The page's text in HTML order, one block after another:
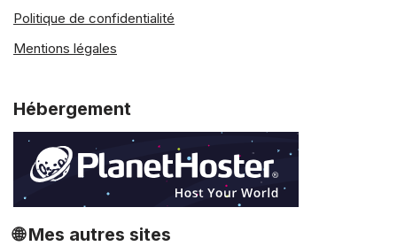
moment de l’achat. C’est à ce moment
un code de vérification pour éviter toute
Paiement à la
livraison
Le paiement à la livraison permet
d’encaisser une vente en ligne au
Politique de confidentialité
Mentions légales
Hébergement
🌐 Mes autres sites